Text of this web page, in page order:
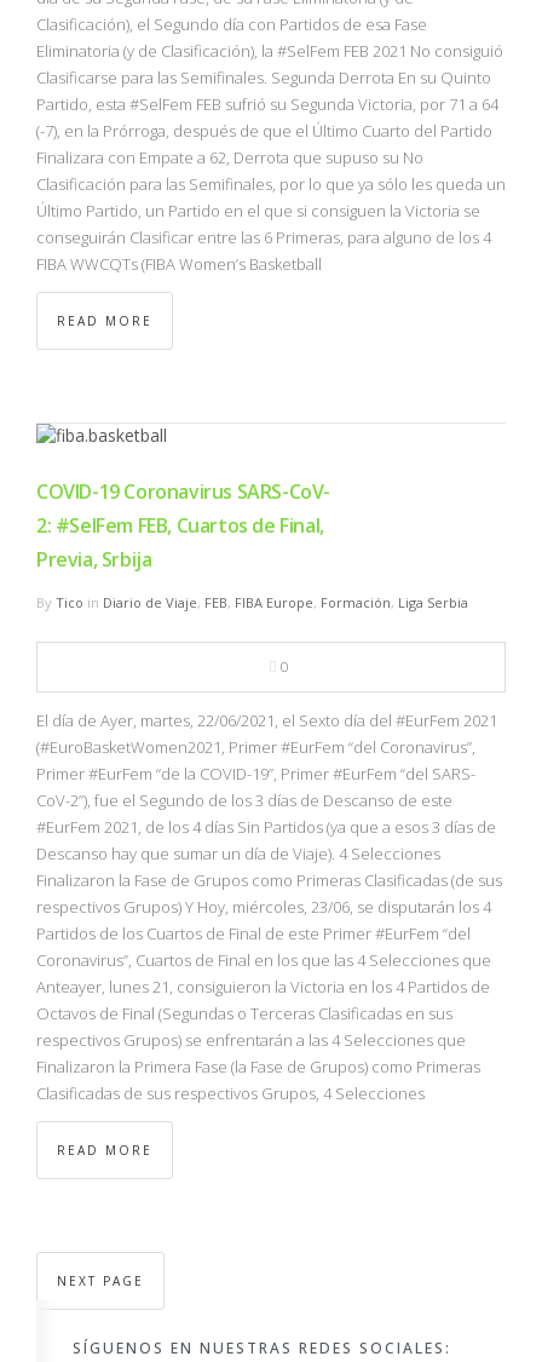
Clasificación), el Segundo día con Partidos de esa Fase
Eliminatoria (y de Clasificación), la #SelFem FEB 2021 No consiguió
Clasificarse para las Semifinales. Segunda Derrota En su Quinto
Partido, esta #SelFem FEB sufrió su Segunda Victoria, por 71 a 64
(-7), en la Prórroga, después de que el Último Cuarto del Partido
Finalizara con Empate a 62, Derrota que supuso su No
Clasificación para las Semifinales, por lo que ya sólo les queda un
Último Partido, un Partido en el que si consiguen la Victoria se
conseguirán Clasificar entre las 6 Primeras, para alguno de los 4
FIBA WWCQTs (FIBA Women’s Basketball
READ MORE
COVID-19 Coronavirus SARS-CoV-
2: #SelFem FEB, Cuartos de Final,
Previa, Srbija
By Tico in Diario de Viaje, FEB, FIBA Europe, Formación, Liga Serbia
0
El día de Ayer, martes, 22/06/2021, el Sexto día del #EurFem 2021
(#EuroBasketWomen2021, Primer #EurFem “del Coronavirus”,
Primer #EurFem “de la COVID-19”, Primer #EurFem “del SARS-
CoV-2”), fue el Segundo de los 3 días de Descanso de este
#EurFem 2021, de los 4 días Sin Partidos (ya que a esos 3 días de
Descanso hay que sumar un día de Viaje). 4 Selecciones
Finalizaron la Fase de Grupos como Primeras Clasificadas (de sus
respectivos Grupos) Y Hoy, miércoles, 23/06, se disputarán los 4
Partidos de los Cuartos de Final de este Primer #EurFem “del
Coronavirus”, Cuartos de Final en los que las 4 Selecciones que
Anteayer, lunes 21, consiguieron la Victoria en los 4 Partidos de
Octavos de Final (Segundas o Terceras Clasificadas en sus
respectivos Grupos) se enfrentarán a las 4 Selecciones que
Finalizaron la Primera Fase (la Fase de Grupos) como Primeras
Clasificadas de sus respectivos Grupos, 4 Selecciones
READ MORE
NEXT PAGE
SÍGUENOS EN NUESTRAS REDES SOCIALES: